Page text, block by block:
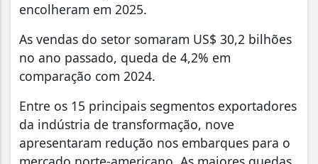
encolheram em 2025.
As vendas do setor somaram US$ 30,2 bilhões
no ano passado, queda de 4,2% em
comparação com 2024.
Entre os 15 principais segmentos exportadores
da indústria de transformação, nove
apresentaram redução nos embarques para o